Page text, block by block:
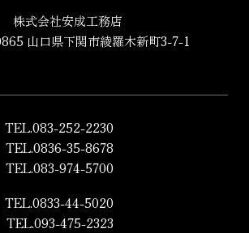
株式会社安成工務店
山口県下関市綾羅木新町3-7-1
TEL.083-252-2230
TEL.0836-35-8678
TEL.083-974-5700
TEL.0833-44-5020
TEL.093-475-2323